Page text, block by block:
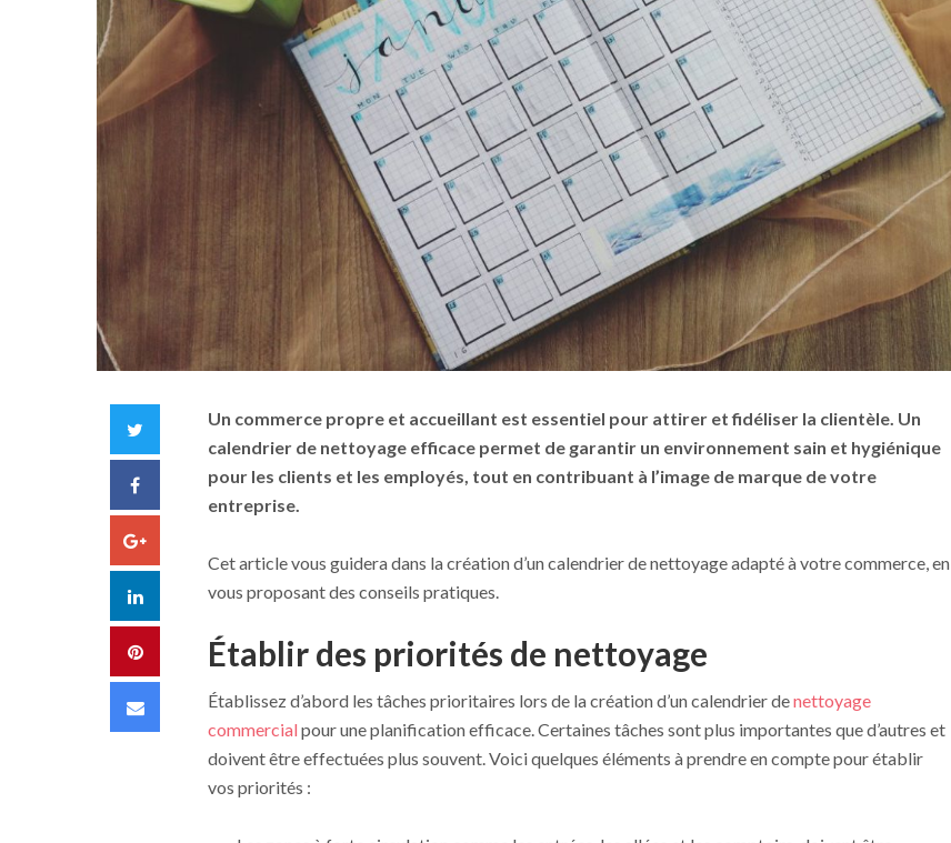
Facebook
Google+
LinkedIn
Pinterest
Email
Un commerce propre et accueillant est essentiel pour attirer et fidéliser la clientèle. Un
calendrier de nettoyage efficace permet de garantir un environnement sain et hygiénique
pour les clients et les employés, tout en contribuant à l’image de marque de votre
entreprise.
Cet article vous guidera dans la création d’un calendrier de nettoyage adapté à votre commerce, en
vous proposant des conseils pratiques.
Établir des priorités de nettoyage
Établissez d’abord les tâches prioritaires lors de la création d’un calendrier denettoyage
commercial pour une planification efficace. Certaines tâches sont plus importantes que d’autres et
doivent être effectuées plus souvent. Voici quelques éléments à prendre en compte pour établir
vos priorités :